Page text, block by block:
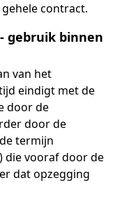
contract.
gebruik binnen
van het
eindigt met de
door de
door de
termijn
die vooraf door de
dat opzegging